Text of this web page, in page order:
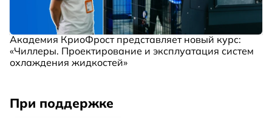
Академия КриоФрост представляет новый курс:
«Чиллеры. Проектирование и эксплуатация систем
охлаждения жидкостей»
При поддержке